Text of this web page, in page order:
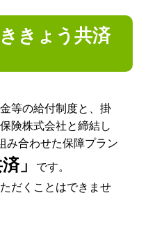
きょう共済
等の給付制度と、掛
険株式会社と締結し
合わせた保障プラン
」
です。
だくことはできませ